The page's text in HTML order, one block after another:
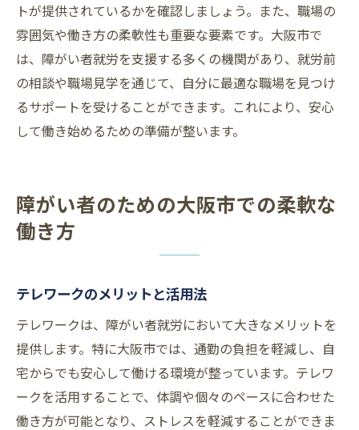
トが提供されているかを確認しましょう。また、職場の
雰囲気や働き方の柔軟性も重要な要素です。大阪市で
は、障がい者就労を支援する多くの機関があり、就労前
の相談や職場見学を通じて、自分に最適な職場を見つけ
るサポートを受けることができます。これにより、安心
して働き始めるための準備が整います。
障がい者のための大阪市での柔軟な
働き方
テレワークのメリットと活用法
テレワークは、障がい者就労において大きなメリットを
提供します。特に大阪市では、通勤の負担を軽減し、自
宅からでも安心して働ける環境が整っています。テレワ
ークを活用することで、体調や個々のペースに合わせた
働き方が可能となり、ストレスを軽減することができま